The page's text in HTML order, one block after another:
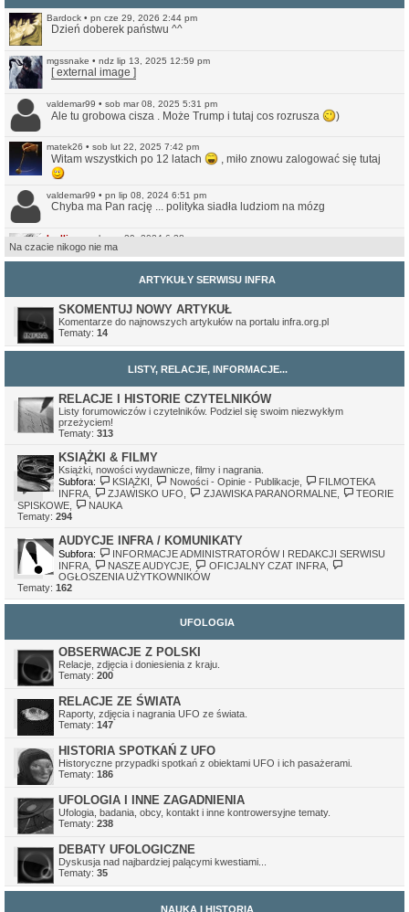
Bardock • pn cze 29, 2026 2:44 pm
Dzień doberek państwu ^^
mgssnake • ndz lip 13, 2025 12:59 pm
[ external image ]
valdemar99 • sob mar 08, 2025 5:31 pm
Ale tu grobowa cisza . Może Trump i tutaj cos rozrusza )
matek26 • sob lut 22, 2025 7:42 pm
Witam wszystkich po 12 latach , miło znowu zalogować się tutaj
valdemar99 • pn lip 08, 2024 6:51 pm
Chyba ma Pan rację ... polityka siadła ludziom na mózg
Ivellios sob cze 29, 2024 6:38 pm
Raczej wątpię. Ale przynajmniej jest teraz bardziej przystępna do
czytania na smartfonach. Nie jest może idealna, ale lepsze (a na
pewno czytelniejsze) to niż to co było wcześniej.
valdemar99•ndz cze 16, 2024 7:56 am
Może strona odżyje
Northwood
No i pięknie.
Przekonwertowałem Infrę na WordPressa:https://www.infra.org.pl/
Ivellios •sob gru 24, 2022 11:41 pm
Działają tylko awatary, które były wgrane na serwer. Awatary z
zewnętrznych serwerów mogą nie działać, z tego względu, że
serwery, na których były hostowane, zniknęły.
Na czacie nikogo nie ma
ARTYKUŁY SERWISU INFRA
SKOMENTUJ NOWY ARTYKUŁ
Komentarze do najnowszych artykułów na portalu infra.org.pl
Tematy: 14
LISTY, RELACJE, INFORMACJE...
RELACJE I HISTORIE CZYTELNIKÓW
Listy forumowiczów i czytelników. Podziel się swoim niezwykłym
przeżyciem!
Tematy: 313
KSIĄŻKI & FILMY
Książki, nowości wydawnicze, filmy i nagrania.
Subfora:
KSIĄŻKI Nowości - Opinie - Publikacje,
FILMOTEKA
INFRA
ZJAWISKO UFO ZJAWISKA PARANORMALNE,
TEORIE
SPISKOWE
NAUKA
Tematy: 294
AUDYCJE INFRA / KOMUNIKATY
Subfora:
INFORMACJE ADMINISTRATORÓW I REDAKCJI SERWISU
INFRA
NASZE AUDYCJE OFICJALNY CZAT INFRA,
OGŁOSZENIA UŻYTKOWNIKÓW
Tematy: 162
UFOLOGIA
OBSERWACJE Z POLSKI
Relacje, zdjęcia i doniesienia z kraju.
Tematy: 200
RELACJE ZE ŚWIATA
Raporty, zdjęcia i nagrania UFO ze świata.
Tematy: 147
HISTORIA SPOTKAŃ Z UFO
Historyczne przypadki spotkań z obiektami UFO i ich pasażerami.
Tematy: 186
UFOLOGIA I INNE ZAGADNIENIA
Ufologia, badania, obcy, kontakt i inne kontrowersyjne tematy.
Tematy: 238
DEBATY UFOLOGICZNE
Dyskusja nad najbardziej palącymi kwestiami...
Tematy: 35
NAUKA I HISTORIA